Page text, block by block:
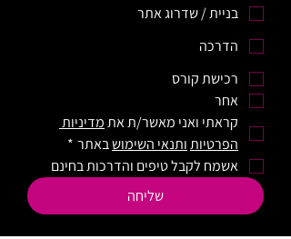
בניית / שדרוג אתר
הדרכה
רכישת קורס
אחר
קראתי ואני מאשר/ת את
הפרטיותותנאי השימוש באתר *
אשמח לקבל טיפים והדרכות בחינם
שליחה